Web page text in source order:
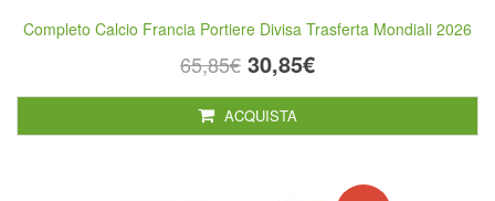
Completo Calcio Francia Portiere Divisa Trasferta Mondiali 2026
65,85€ 30,85€
ACQUISTA